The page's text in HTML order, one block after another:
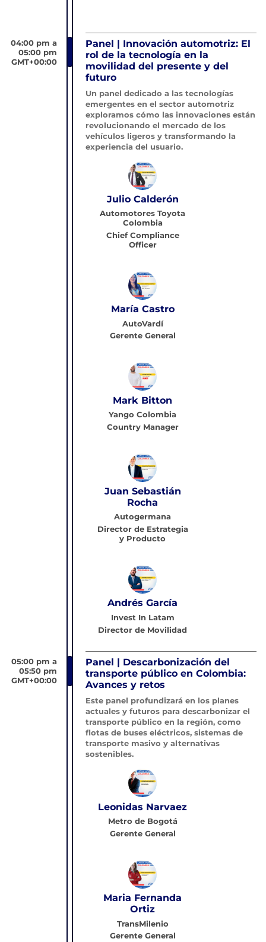
04:00 pm a
05:00 pm
GMT+00:00
Panel | Innovación automotriz: El
rol de la tecnología en la
movilidad del presente y del
futuro
Un panel dedicado a las tecnologías
emergentes en el sector automotriz
exploramos cómo las innovaciones están
revolucionando el mercado de los
vehículos ligeros y transformando la
experiencia del usuario.
Julio Calderón
Automotores Toyota
Colombia
Chief Compliance
Officer
María Castro
AutoVardí
Gerente General
Mark Bitton
Yango Colombia
Country Manager
Juan Sebastián
Rocha
Autogermana
Director de Estrategia
y Producto
Andrés García
Invest In Latam
Director de Movilidad
05:00 pm a
05:50 pm
GMT+00:00
Panel | Descarbonización del
transporte público en Colombia:
Avances y retos
Este panel profundizará en los planes
actuales y futuros para descarbonizar el
transporte público en la región, como
flotas de buses eléctricos, sistemas de
transporte masivo y alternativas
sostenibles.
Leonidas Narvaez
Metro de Bogotá
Gerente General
Maria Fernanda
Ortiz
TransMilenio
Gerente General